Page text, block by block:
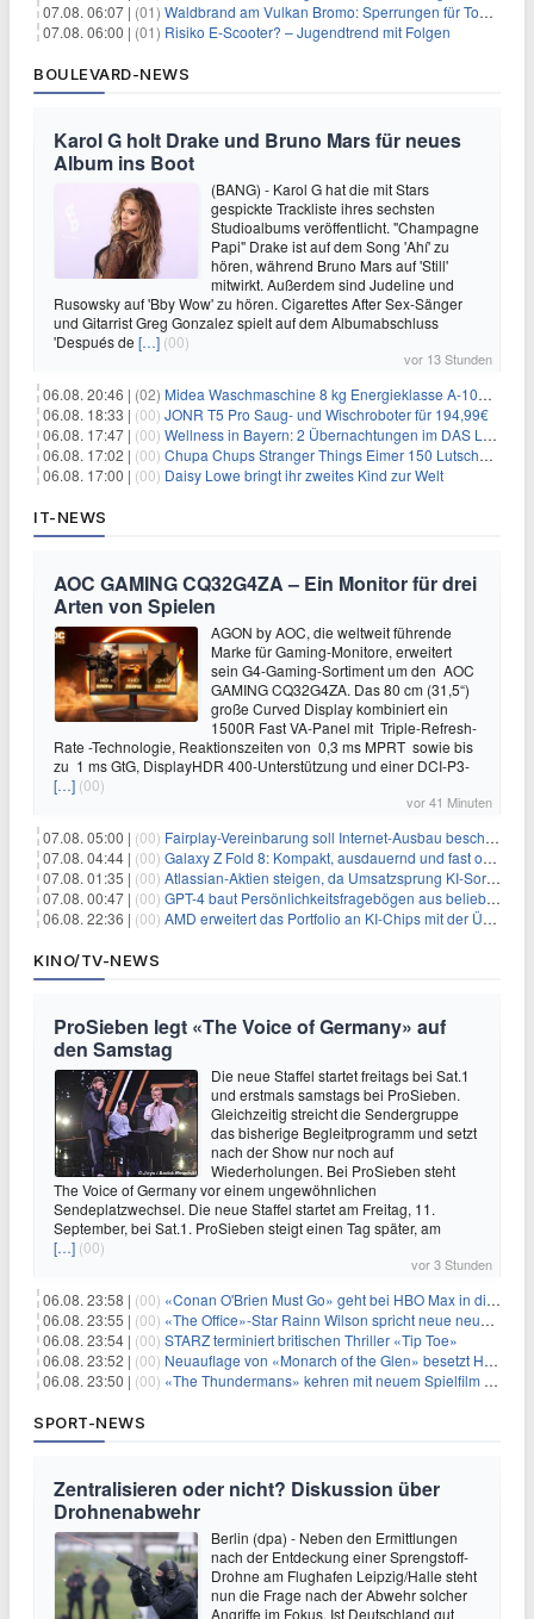
07.08. 06:07 | (01) Waldbrand am Vulkan Bromo: Sperrungen für Touristen
07.08. 06:00 | (01) Risiko E-Scooter? – Jugendtrend mit Folgen
BOULEVARD-NEWS
Karol G holt Drake und Bruno Mars für neues
Album ins Boot
(BANG) - Karol G hat die mit Stars
gespickte Trackliste ihres sechsten
Studioalbums veröffentlicht. "Champagne
Papi" Drake ist auf dem Song 'Ahí' zu
hören, während Bruno Mars auf 'Still'
mitwirkt. Außerdem sind Judeline und
Rusowsky auf 'Bby Wow' zu hören. Cigarettes After Sex-Sänger
und Gitarrist Greg Gonzalez spielt auf dem Albumabschluss
'Después de […] (00)
vor 13 Stunden
06.08. 20:46 | (02) Midea Waschmaschine 8 kg Energieklasse A-10% 1400 U/Min für 289,97€
06.08. 18:33 | (00) JONR T5 Pro Saug- und Wischroboter für 194,99€
06.08. 17:47 | (00) Wellness in Bayern: 2 Übernachtungen im DAS LUDWIG Sports Resort inkl. HP + Wellness ab 174€ p.P.
06.08. 17:02 | (00) Chupa Chups Stranger Things Eimer 150 Lutscher für 21,95€
06.08. 17:00 | (00) Daisy Lowe bringt ihr zweites Kind zur Welt
IT-NEWS
AOC GAMING CQ32G4ZA – Ein Monitor für drei
Arten von Spielen
AGON by AOC, die weltweit führende
Marke für Gaming-Monitore, erweitert
sein G4-Gaming-Sortiment um den AOC
GAMING CQ32G4ZA. Das 80 cm (31,5“)
große Curved Display kombiniert ein
1500R Fast VA-Panel mit Triple-Refresh-
Rate -Technologie, Reaktionszeiten von 0,3 ms MPRT sowie bis
zu 1 ms GtG, DisplayHDR 400-Unterstützung und einer DCI-P3-
[…] (00)
vor 41 Minuten
07.08. 05:00 | (00) Fairplay-Vereinbarung soll Internet-Ausbau beschleunigen
07.08. 04:44 | (00) Galaxy Z Fold 8: Kompakt, ausdauernd und fast ohne Falte
07.08. 01:35 | (00) Atlassian-Aktien steigen, da Umsatzsprung KI-Sorgen dämpft
07.08. 00:47 | (00) GPT-4 baut Persönlichkeitsfragebögen aus beliebigen Texten und sagt Antworten voraus
06.08. 22:36 | (00) AMD erweitert das Portfolio an KI-Chips mit der Übernahme von Taalas
KINO/TV-NEWS
ProSieben legt «The Voice of Germany» auf
den Samstag
Die neue Staffel startet freitags bei Sat.1
und erstmals samstags bei ProSieben.
Gleichzeitig streicht die Sendergruppe
das bisherige Begleitprogramm und setzt
nach der Show nur noch auf
Wiederholungen. Bei ProSieben steht
The Voice of Germany vor einem ungewöhnlichen
Sendeplatzwechsel. Die neue Staffel startet am Freitag, 11.
September, bei Sat.1. ProSieben steigt einen Tag später, am
[…] (00)
vor 3 Stunden
06.08. 23:58 | (00) «Conan O'Brien Must Go» geht bei HBO Max in die dritte Runde
06.08. 23:55 | (00) «The Office»-Star Rainn Wilson spricht neue neuseeländische Serie «Settling»
06.08. 23:54 | (00) STARZ terminiert britischen Thriller «Tip Toe»
06.08. 23:52 | (00) Neuauflage von «Monarch of the Glen» besetzt Hauptrollen
06.08. 23:50 | (00) «The Thundermans» kehren mit neuem Spielfilm zurück
SPORT-NEWS
Zentralisieren oder nicht? Diskussion über
Drohnenabwehr
Berlin (dpa) - Neben den Ermittlungen
nach der Entdeckung einer Sprengstoff-
Drohne am Flughafen Leipzig/Halle steht
nun die Frage nach der Abwehr solcher
Angriffe im Fokus. Ist Deutschland gut